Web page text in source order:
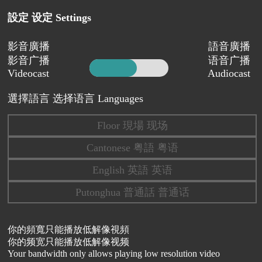
設定 设定 Settings
影音廣播
影音广播
Videocast
語音廣播
语音广播
Audiocast
選擇語言 选择语言 Languages
Floor 現場 现场
Cantonese 粤語 粤语
English 英語 英语
Putonghua 普通話 普通话
你的頻寬只能播放低解像視頻
你的频宽只能播放低解像视频
Your bandwidth only allows playing low resolution video